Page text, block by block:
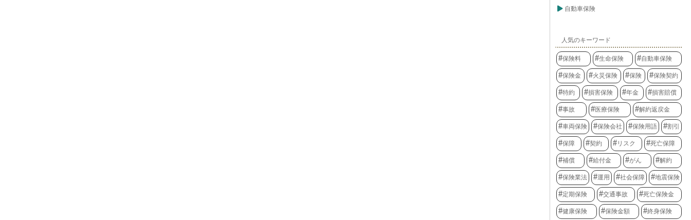
自動車保険
人気のキーワード
保険料 生命保険 自動車保険
保険金 火災保険 保険 保険契約
特約 損害保険 年金 損害賠償
事故 医療保険 解約返戻金
車両保険 保険会社 保険用語 割引
保障 契約 リスク 死亡保障
補償 給付金 がん 解約
保険業法 運用 社会保障 地震保険
定期保険 交通事故 死亡保険金
健康保険 保険金額 終身保険